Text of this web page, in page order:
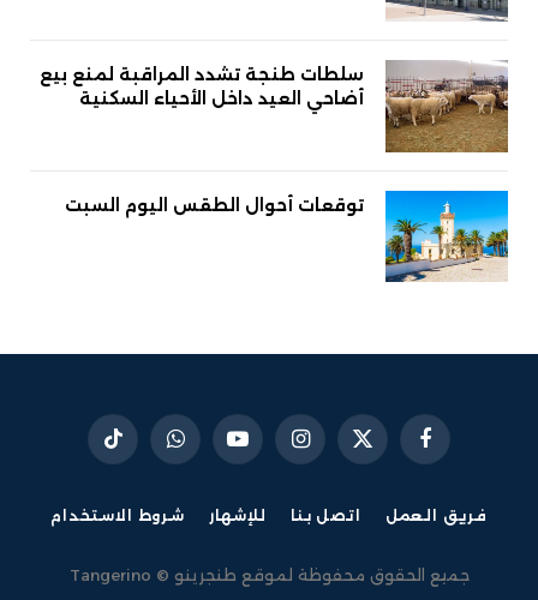
سلطات طنجة تشدد المراقبة لمنع بيع
أضاحي العيد داخل الأحياء السكنية
توقعات أحوال الطقس اليوم السبت
فيسبوكX
الانستغراميوتيوب واتساب تيكتوك
فريق العمل اتصل بنا للإشهار شروط الاستخدام
جميع الحقوق محفوظة لموقع طنجرينو © Tangerino